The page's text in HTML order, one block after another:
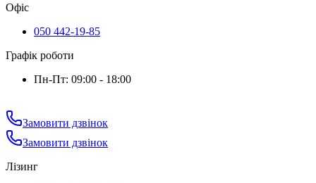
Офіс
050 442-19-85
Графік роботи
Пн-Пт: 09:00 - 18:00
Замовити дзвінок
Замовити дзвінок
Лізинг